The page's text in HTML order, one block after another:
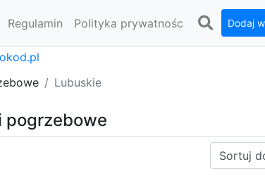
Regulamin Polityka prywatnośc Dodaj
Lubuskie
pogrzebowe
Sortuj: